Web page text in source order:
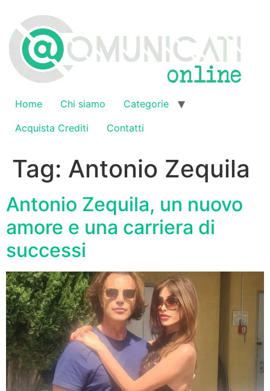
contenuto
Home Chi siamo
Categorie
Acquista Crediti
Contatti
Tag: Antonio Zequila
Antonio Zequila, un nuovo
amore e una carriera di
successi